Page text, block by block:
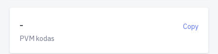
Copy
-
PVM kodas